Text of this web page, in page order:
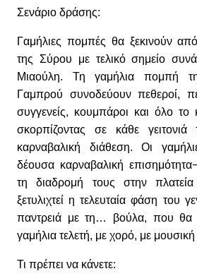
Σενάριο δράσης:
Γαμήλιες πομπές θα ξεκινούν
της Σύρου με τελικό σημείο
Μιαούλη. Τη γαμήλια πομπή
Γαμπρού συνοδεύουν πεθεροί,
συγγενείς, κουμπάροι και όλο
σκορπίζοντας σε κάθε
καρναβαλική διάθεση. Οι
δέουσα καρναβαλική
τη διαδρομή τους στην
ξετυλιχτεί η τελευταία φάση του
παντρειά με τη… βούλα, που θα
γαμήλια τελετή, με χορό, με μουσική
Τι πρέπει να κάνετε: